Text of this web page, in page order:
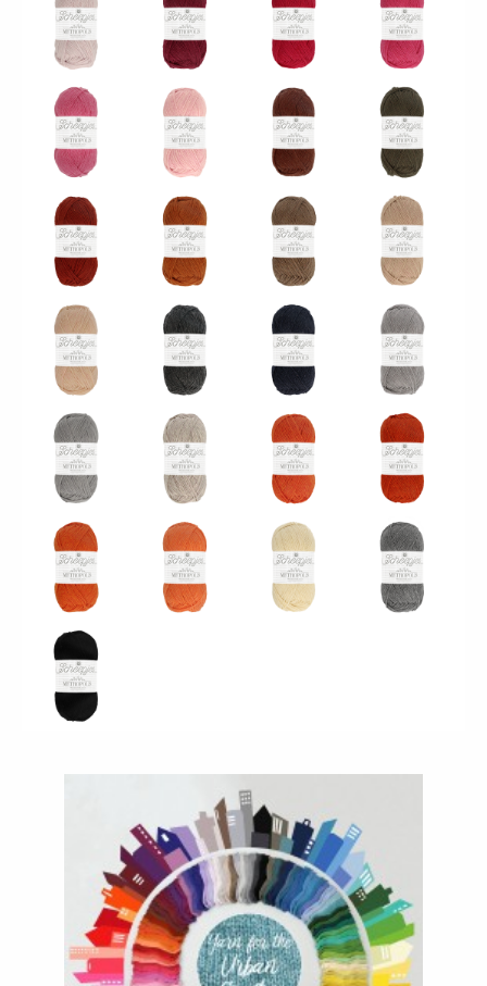
060 - Jaïpur 061 - Tokyo 062 - Valencia 063 - Toronto
064 - Krakow
065 -
Liverpool
066 -
Copenhagen
067 - Buenos
Aires
068 - Mubaï 069 - Miami 070 - Cairo 071 - Jakarta
072 - Warsaw 073 - Izmir 074 - Tripoli
075 - Mexico
City
076 - Sevilla 077 - Québec 078 - Lyon 079 - Munich
080 -
Hamburg